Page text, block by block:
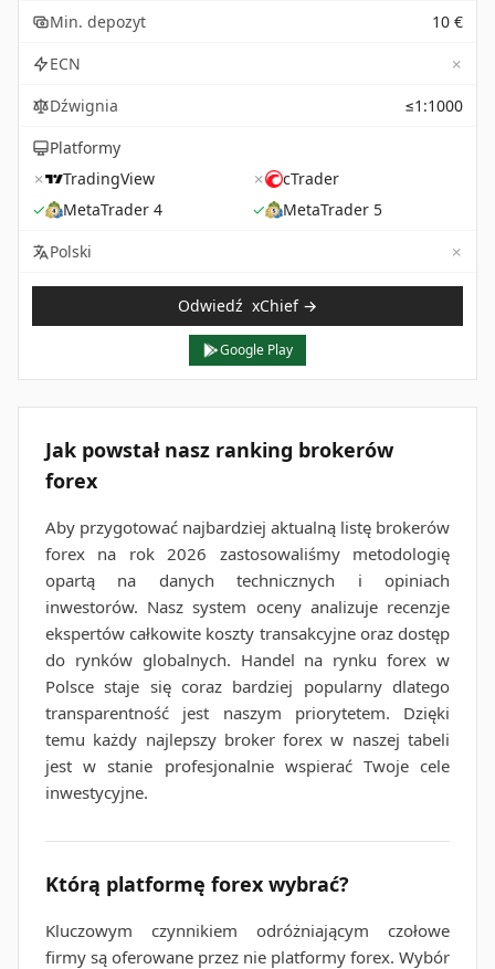
Min. depozyt
10 €
ECN
✗
Dźwignia
≤1:1000
Platformy
✗
TradingView ✗
cTrader
✓
MetaTrader 4 ✓
MetaTrader 5
Polski
✗
Odwiedź xChief→
Google Play
Jak powstał nasz ranking brokerów
forex
Aby przygotować najbardziej aktualną listę brokerów
forex na rok 2026 zastosowaliśmy metodologię
opartą na danych technicznych i opiniach
inwestorów. Nasz system oceny analizuje recenzje
ekspertów całkowite koszty transakcyjne oraz dostęp
do rynków globalnych. Handel na rynku forex w
Polsce staje się coraz bardziej popularny dlatego
transparentność jest naszym priorytetem. Dzięki
temu każdy najlepszy broker forex w naszej tabeli
jest w stanie profesjonalnie wspierać Twoje cele
inwestycyjne.
Którą platformę forex wybrać?
Kluczowym czynnikiem odróżniającym czołowe
firmy są oferowane przez nie platformy forex. Wybór